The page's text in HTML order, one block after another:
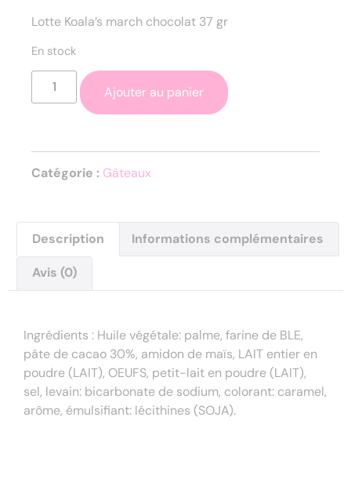
Lotte Koala’s march chocolat 37 gr
En stock
Ajouter au panier
Catégorie : Gâteaux
Description Informations complémentaires
Avis (0)
Ingrédients : Huile végétale: palme, farine de BLE,
pâte de cacao 30%, amidon de maïs, LAIT entier en
poudre (LAIT), OEUFS, petit-lait en poudre (LAIT),
sel, levain: bicarbonate de sodium, colorant: caramel,
arôme, émulsifiant: lécithines (SOJA).